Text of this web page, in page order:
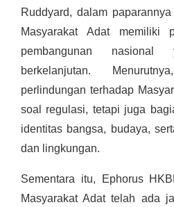
Ruddyard, dalam
Masyarakat Adat memiliki
pembangunan
berkelanjutan.
perlindungan terhadap
soal regulasi, tetapi juga
identitas bangsa, budaya,
dan lingkungan.
Sementara itu, Ephorus
Masyarakat Adat telah ada